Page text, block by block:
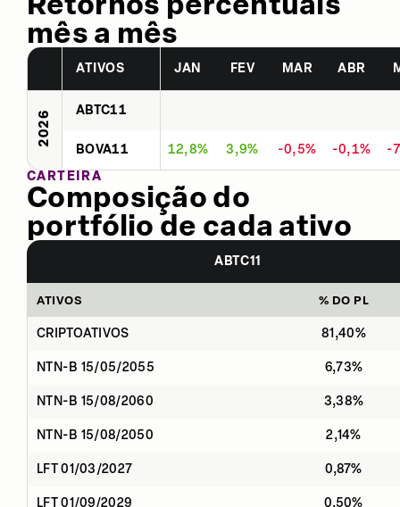
mês a mês
ATIVOS JAN FEV MAR ABR
2026 ABTC11
BOVA11 12,8% 3,9% -0,5% -0,1%
-
CARTEIRA
Composição do
portfólio de cada ativo
ABTC11
ATIVOS % DO PL
CRIPTOATIVOS 81,40%
NTN-B 15/05/2055 6,73%
NTN-B 15/08/2060 3,38%
NTN-B 15/08/2050 2,14%
LFT 01/03/2027 0,87%
LFT 01/09/2029 0,50%